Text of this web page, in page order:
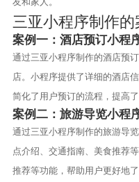
三亚小程序制作的
案例一：酒店预订小程
通过三亚小程序制作的酒店预
店。小程序提供了详细的酒店
简化了用户预订的流程，提高
案例二：旅游导览小程
通过三亚小程序制作的旅游导
点介绍、交通指南、美食推荐
推荐等功能，帮助用户更好地